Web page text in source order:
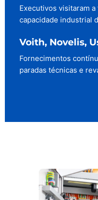
Executivos visitaram
capacidade industrial
Voith, Novelis,
Fornecimentos
paradas técnicas e